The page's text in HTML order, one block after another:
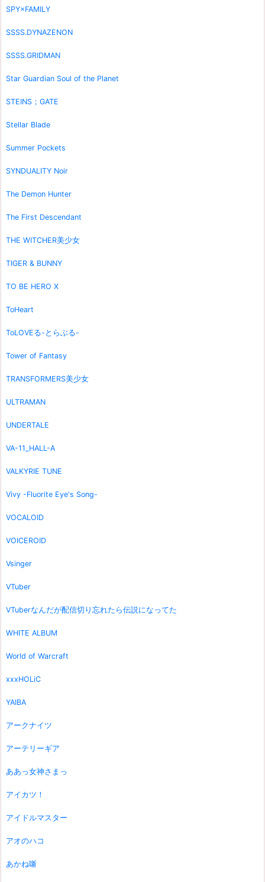
SPY×FAMILY
SSSS.DYNAZENON
SSSS.GRIDMAN
Star Guardian Soul of the Planet
STEINS；GATE
Stellar Blade
Summer Pockets
SYNDUALITY Noir
The Demon Hunter
The First Descendant
THE WITCHER美少女
TIGER & BUNNY
TO BE HERO X
ToHeart
ToLOVEる-とらぶる-
Tower of Fantasy
TRANSFORMERS美少女
ULTRAMAN
UNDERTALE
VA-11_HALL-A
VALKYRIE TUNE
Vivy -Fluorite Eye's Song-
VOCALOID
VOICEROID
Vsinger
VTuber
VTuberなんだが配信切り忘れたら伝説になってた
WHITE ALBUM
World of Warcraft
xxxHOLiC
YAIBA
アークナイツ
アーテリーギア
ああっ女神さまっ
アイカツ！
アイドルマスター
アオのハコ
あかね噺